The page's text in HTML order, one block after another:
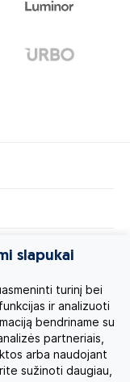
slapukai
turinį bei
ir analizuoti
bendriname su
partneriais,
arba naudojant
sužinoti daugiau,